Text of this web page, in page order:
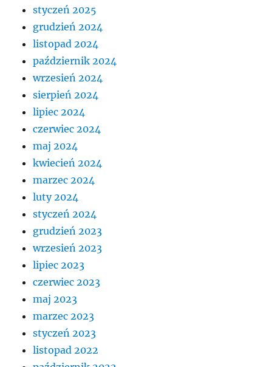
styczeń 2025
grudzień 2024
listopad 2024
październik 2024
wrzesień 2024
sierpień 2024
lipiec 2024
czerwiec 2024
maj 2024
kwiecień 2024
marzec 2024
luty 2024
styczeń 2024
grudzień 2023
wrzesień 2023
lipiec 2023
czerwiec 2023
maj 2023
marzec 2023
styczeń 2023
listopad 2022